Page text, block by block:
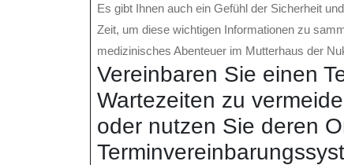
Es gibt Ihnen auch ein Gefühl der Sicherheit
Zeit, um diese wichtigen Informationen zu
medizinisches Abenteuer im Mutterhaus der
Vereinbaren Sie einen
Wartezeiten zu
oder nutzen Sie deren